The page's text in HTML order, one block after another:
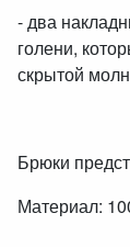
- два
голени,
скрытой
Брюки
Материал: